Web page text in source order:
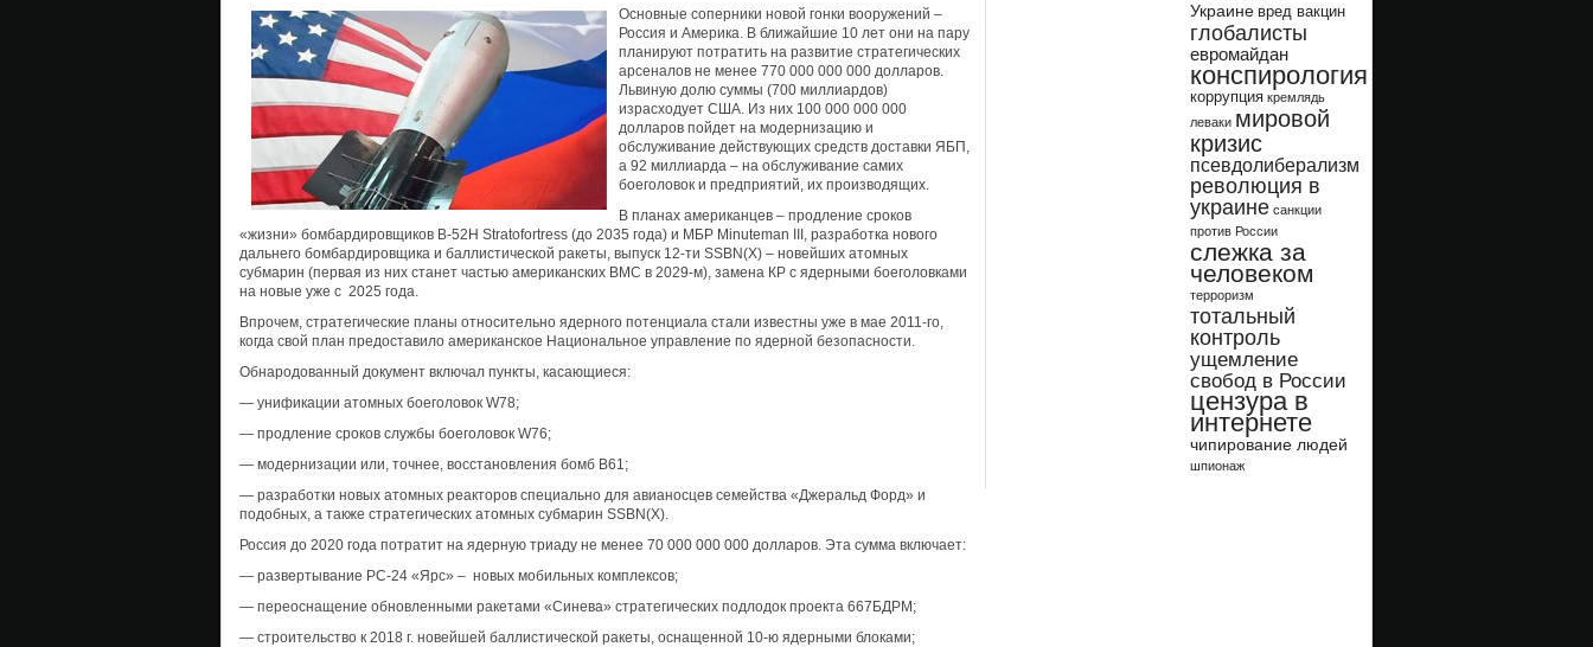
Основные соперники новой гонки вооружений –
Россия и Америка. В ближайшие 10 лет они на пару
планируют потратить на развитие стратегических
арсеналов не менее 770 000 000 000 долларов.
Львиную долю суммы (700 миллиардов)
израсходует США. Из них 100 000 000 000
долларов пойдет на модернизацию и
обслуживание действующих средств доставки ЯБП,
а 92 миллиарда – на обслуживание самих
боеголовок и предприятий, их производящих.
В планах американцев – продление сроков
«жизни» бомбардировщиков B-52H Stratofortress (до 2035 года) и МБР Minuteman III, разработка нового
дальнего бомбардировщика и баллистической ракеты, выпуск 12-ти SSBN(X) – новейших атомных
субмарин (первая из них станет частью американских ВМС в 2029-м), замена КР с ядерными боеголовками
на новые уже с 2025 года.
Впрочем, стратегические планы относительно ядерного потенциала стали известны уже в мае 2011-го,
когда свой план предоставило американское Национальное управление по ядерной безопасности.
Обнародованный документ включал пункты, касающиеся:
— унификации атомных боеголовок W78;
— продление сроков службы боеголовок W76;
— модернизации или, точнее, восстановления бомб B61;
— разработки новых атомных реакторов специально для авианосцев семейства «Джеральд Форд» и
подобных, а также стратегических атомных субмарин SSBN(X).
Россия до 2020 года потратит на ядерную триаду не менее 70 000 000 000 долларов. Эта сумма включает:
— развертывание РС-24 «Ярс» – новых мобильных комплексов;
— переоснащение обновленными ракетами «Синева» стратегических подлодок проекта 667БДРМ;
— строительство к 2018 г. новейшей баллистической ракеты, оснащенной 10-ю ядерными блоками;
Украине вред вакцин
глобалисты
евромайдан
конспирология
коррупция кремлядь
леваки мировой
кризис
псевдолиберализм
революция в
украине санкции
против России
слежка за
человеком
терроризм
тотальный
контроль
ущемление
свобод в России
цензура в
интернете
чипирование людей
шпионаж